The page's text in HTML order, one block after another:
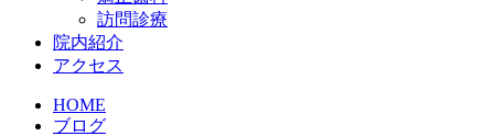
訪問診療
院内紹介
アクセス
HOME
ブログ